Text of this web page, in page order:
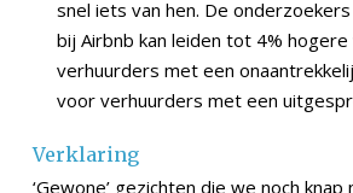
snel iets van hen. De
bij Airbnb kan leiden tot 4%
verhuurders met een
voor verhuurders met een
Verklaring
‘Gewone’ gezichten die we noch knap